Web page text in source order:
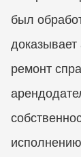
был
доказывает
ремонт